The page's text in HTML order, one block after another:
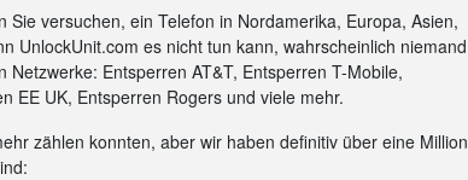
versuchen, ein Telefon in Nordamerika, Europa, Asien,
UnlockUnit.com es nicht tun kann, wahrscheinlich niemand
Entsperren AT&T, Entsperren T-Mobile,
EE UK, Entsperren Rogers und viele mehr.
zählen konnten, aber wir haben definitiv über eine Million